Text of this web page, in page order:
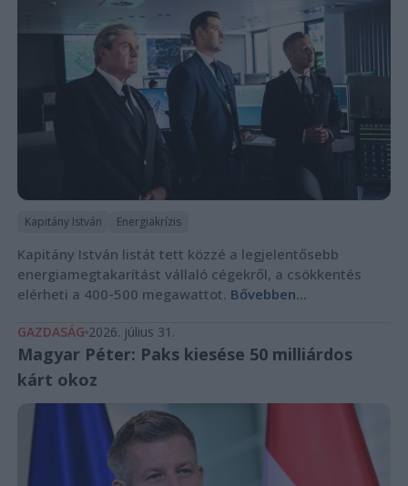
Kapitány István Energiakrízis
Kapitány István listát tett közzé a legjelentősebb
energiamegtakarítást vállaló cégekről, a csökkentés
elérheti a 400-500 megawattot. Bővebben...
GAZDASÁG 2026. július 31.
Magyar Péter: Paks kiesése 50 milliárdos
kárt okoz